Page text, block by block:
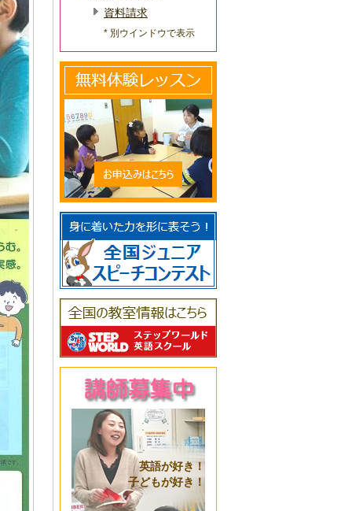
資料請求
* 別ウインドウで表示
英語が好き！
子どもが好き！